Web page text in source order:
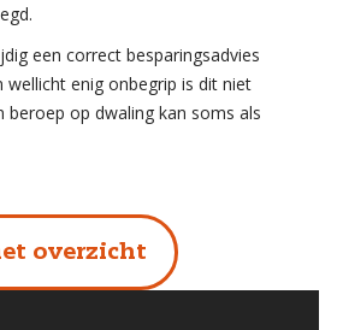
een correct besparingsadvies
wellicht enig onbegrip is dit niet
beroep op dwaling kan soms als
overzicht